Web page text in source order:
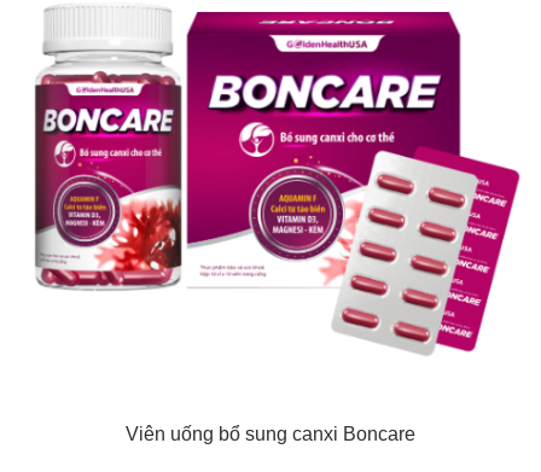
Viên uống bổ sung canxi Boncare